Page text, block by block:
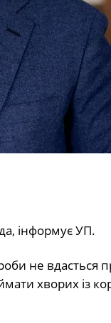
інформує УП.
не вдасться
хворих із